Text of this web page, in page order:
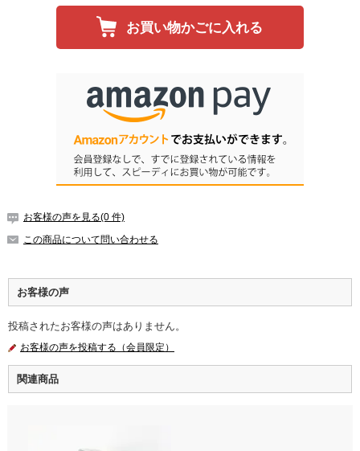
お買い物かごに入れる
お客様の声を見る(0 件)
この商品について問い合わせる
お客様の声
投稿されたお客様の声はありません。
お客様の声を投稿する（会員限定）
関連商品